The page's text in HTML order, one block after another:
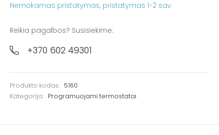
Nemokamas pristatymas
Reikia pagalbos? Susisiekime:
+370 602 49301
Produkto kodas: 5160
Kategorija: Programuojami termostatai